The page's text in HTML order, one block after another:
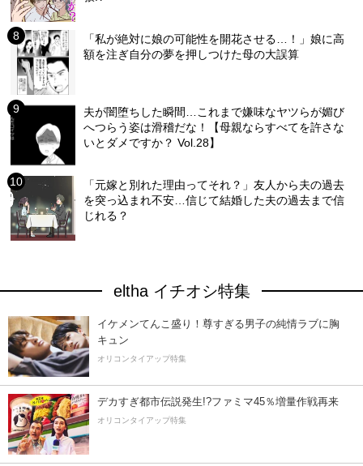
「私が絶対に娘の可能性を開花させる…！」娘に高
額を注ぎ自分の夢を押しつけた母の大誤算
夫が闇堕ちした瞬間…これまで嫌味なヤツらが媚び
へつらう姿は滑稽だな！【母親ならすべてを許さな
いとダメですか？ Vol.28】
「元嫁と別れた理由ってそれ？」友人から夫の過去
を突っ込まれ不安…信じて結婚した夫の過去まで信
じれる？
eltha イチオシ特集
イケメンてんこ盛り！尊すぎる男子の純情ラブに胸
キュン
オリコンタイアップ特集
デカすぎ都市伝説発生!?ファミマ45％増量作戦再来
オリコンタイアップ特集